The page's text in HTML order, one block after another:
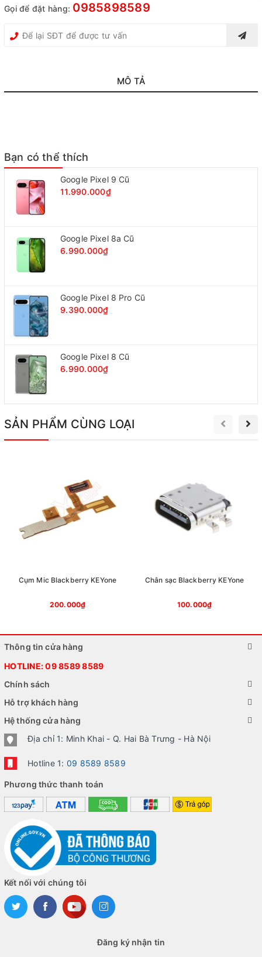
Gọi để đặt hàng: 0985898589
MÔ TẢ
Bạn có thể thích
Google Pixel 9 Cũ
11.990.000₫
Google Pixel 8a Cũ
6.990.000₫
Google Pixel 8 Pro Cũ
9.390.000₫
Google Pixel 8 Cũ
6.990.000₫
SẢN PHẨM CÙNG LOẠI
Cụm Mic Blackberry KEYone
200.000₫
Chân sạc Blackberry KEYone
100.000₫
Thông tin cửa hàng
HOTLINE:09 8589 8589
Chính sách
Hỗ trợ khách hàng
Hệ thống cửa hàng
Địa chỉ 1: Minh Khai - Q. Hai Bà Trưng - Hà Nội
Hotline 1: 09 8589 8589
Phương thức thanh toán
Kết nối với chúng tôi
Đăng ký nhận tin